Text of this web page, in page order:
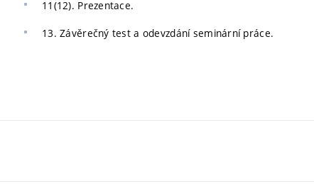
11(12). Prezentace.
13. Závěrečný test a odevzdání seminární práce.